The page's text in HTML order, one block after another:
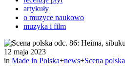
artykuły
o muzyce naukowo
muzyka i film
12 maja 2023
in Made in Polska+news+Scena polska